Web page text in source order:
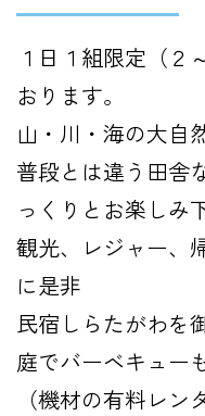
１日１組限定（２
おります。
山・川・海の大自
普段とは違う田舎
っくりとお楽しみ
観光、レジャー、
に是非
民宿しらたがわを
庭でバーベキュー
（機材の有料レン